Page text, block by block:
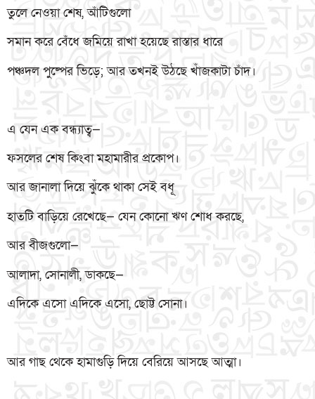
তুলে নেওয়া শেষ, আঁটিগুলো
সমান করে বেঁধে জমিয়ে রাখা হয়েছে রাস্তার ধারে
পঞ্চদল পুষ্পের ভিড়ে; আর তখনই উঠছে খাঁজকাটা চাঁদ।
এ যেন এক বন্ধ্যাত্ব—
ফসলের শেষ কিংবা মহামারীর প্রকোপ।
আর জানালা দিয়ে ঝুঁকে থাকা সেই বধূ
হাতটি বাড়িয়ে রেখেছে— যেন কোনো ঋণ শোধ করছে,
আর বীজগুলো—
আলাদা, সোনালী, ডাকছে—
এদিকে এসো এদিকে এসো, ছোট্ট সোনা।
আর গাছ থেকে হামাগুড়ি দিয়ে বেরিয়ে আসছে আত্মা।